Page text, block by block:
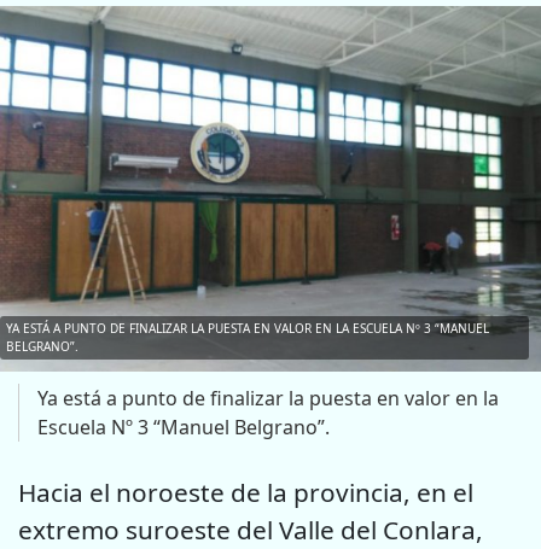
YA ESTÁ A PUNTO DE FINALIZAR LA PUESTA EN VALOR EN LA ESCUELA Nº 3 “MANUEL
BELGRANO”.
Ya está a punto de finalizar la puesta en valor en la
Escuela Nº 3 “Manuel Belgrano”.
Hacia el noroeste de la provincia, en el
extremo suroeste del Valle del Conlara,